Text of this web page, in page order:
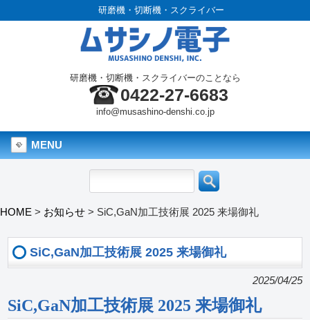
研磨機・切断機・スクライバー
研磨機・切断機・スクライバーのことなら
0422-27-6683
info@musashino-denshi.co.jp
MENU
HOME > お知らせ > SiC,GaN加工技術展 2025 来場御礼
SiC,GaN加工技術展 2025 来場御礼
2025/04/25
SiC,GaN加工技術展 2025 来場御礼